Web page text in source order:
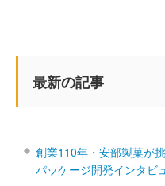
最新の記事
創業110年・安部製菓が
パッケージ開発インタビ